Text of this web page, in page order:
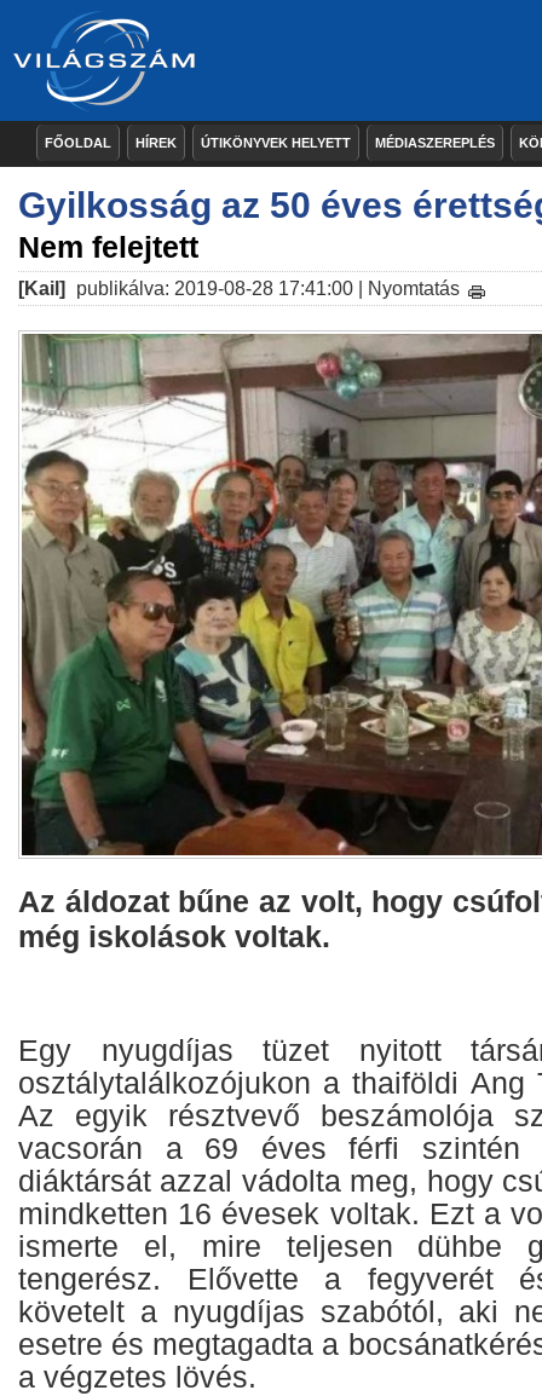
FŐOLDAL HÍREK ÚTIKÖNYVEK HELYETT MÉDIASZEREPLÉS
Gyilkosság az 50 éves
Nem felejtett
[Kail] publikálva: 2019-08-28 17:41:00 | Nyomtatás
Az áldozat bűne az volt, hogy
még iskolások voltak.
Egy nyugdíjas tüzet nyitott
osztálytalálkozójukon a thaiföldi Ang
Az egyik résztvevő beszámolója
vacsorán a 69 éves férfi szintén
diáktársát azzal vádolta meg, hogy
mindketten 16 évesek voltak. Ezt a
ismerte el, mire teljesen dühbe
tengerész. Elővette a fegyverét
követelt a nyugdíjas szabótól, aki
esetre és megtagadta a
a végzetes lövés.